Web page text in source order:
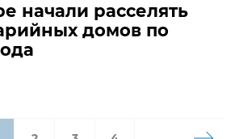
начали расселять
домов по